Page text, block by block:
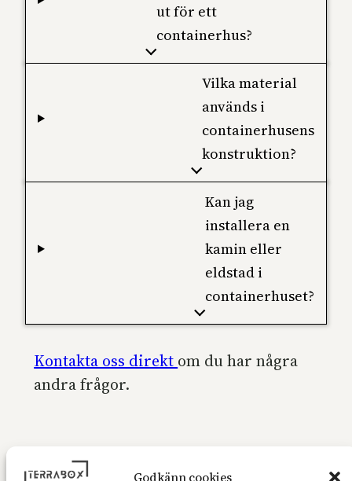
Godkänn cookies
ut för ett
containerhus?
Vilka material
används i
containerhusens
konstruktion?
Kan jag
installera en
kamin eller
eldstad i
containerhuset?
Kontakta oss direkt om du har några
andra frågor.